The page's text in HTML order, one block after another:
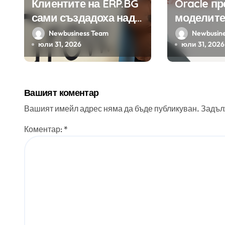
Клиентите на ERP.BG
сами създадоха над
450 приложения за
ERP системата с
помощта на
изкуствен интелект
Newbusiness Team
юли 31, 2026
Oracle
Google
клиенти
юли 31, 2026
Вашият коментар
Вашият имейл адрес няма да бъде публикуван.
Коментар: *